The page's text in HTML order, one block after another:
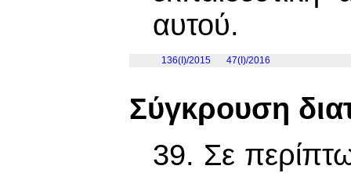
αυτού.
136(I)/2015 47(Ι)/2016
Σύγκρουση
39. Σε